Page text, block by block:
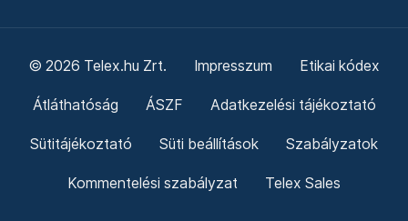
© 2026 Telex.hu Zrt. Impresszum Etikai kódex
Átláthatóság ÁSZF Adatkezelési tájékoztató
Sütitájékoztató Süti beállítások Szabályzatok
Kommentelési szabályzat Telex Sales